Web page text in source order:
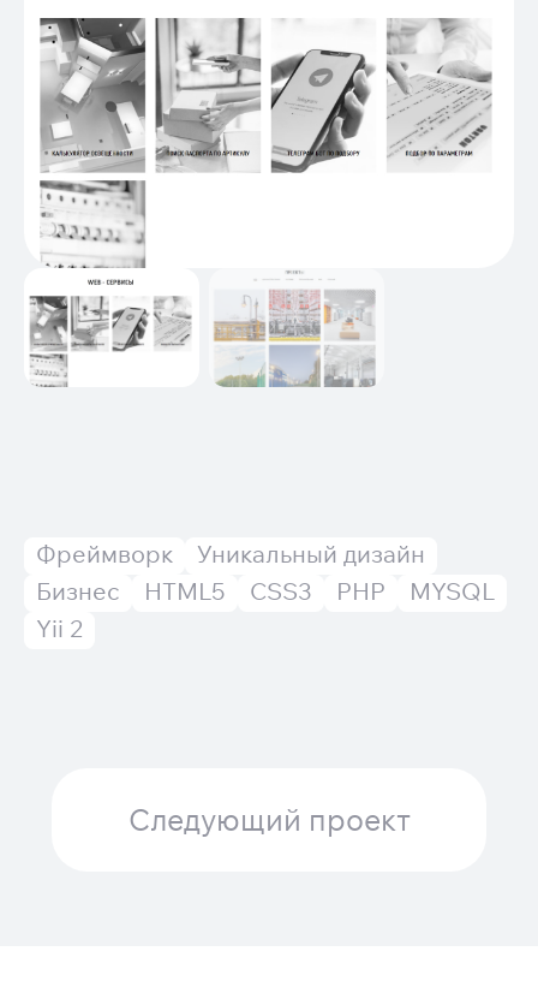
Фреймворк
Уникальный дизайн
Бизнес
HTML5 CSS3 PHP
MYSQL
Yii 2
Следующий проект